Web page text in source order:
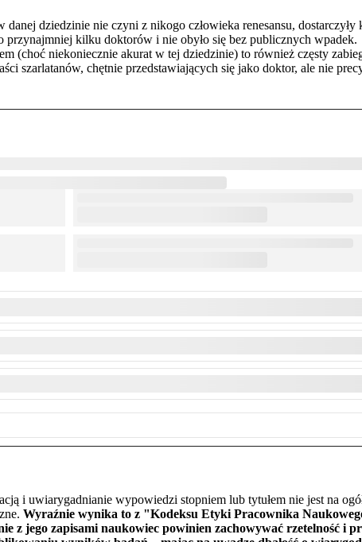
dziedzinie nie czyni z nikogo człowieka renesansu, dostarczyły
przynajmniej kilku doktorów i nie obyło się bez publicznych wpadek.
(choć niekoniecznie akurat w tej dziedzinie) to również częsty
szarlatanów, chętnie przedstawiających się jako doktor, ale nie
i uwiarygadnianie wypowiedzi stopniem lub tytułem nie jest na
Wyraźnie wynika to z "Kodeksu Etyki Pracownika
z jego zapisami naukowiec powinien zachowywać rzetelność i